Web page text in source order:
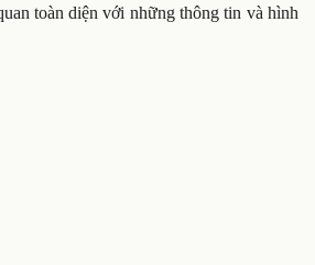
toàn diện với những thông tin và hình